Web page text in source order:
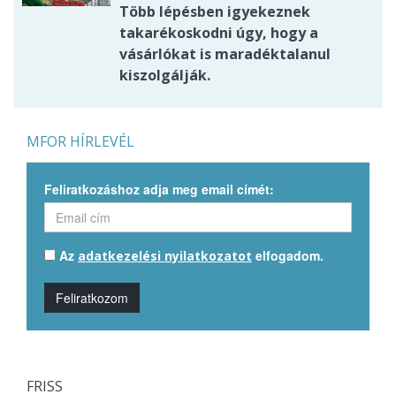
Több lépésben igyekeznek
takarékoskodni úgy, hogy a
vásárlókat is maradéktalanul
kiszolgálják.
MFOR HÍRLEVÉL
Feliratkozáshoz adja meg email címét:
Az adatkezelési nyilatkozatot elfogadom.
Feliratkozom
FRISS